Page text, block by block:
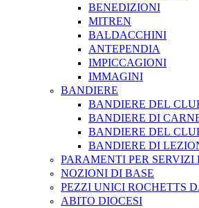
BENEDIZIONI
MITREN
BALDACCHINI
ANTEPENDIA
IMPICCAGIONI
IMMAGINI
BANDIERE
BANDIERE DEL
BANDIERE DI
BANDIERE DEL
BANDIERE DI
PARAMENTI PER SERVIZI
NOZIONI DI BASE
PEZZI UNICI ROCHETTS
ABITO DIOCESI